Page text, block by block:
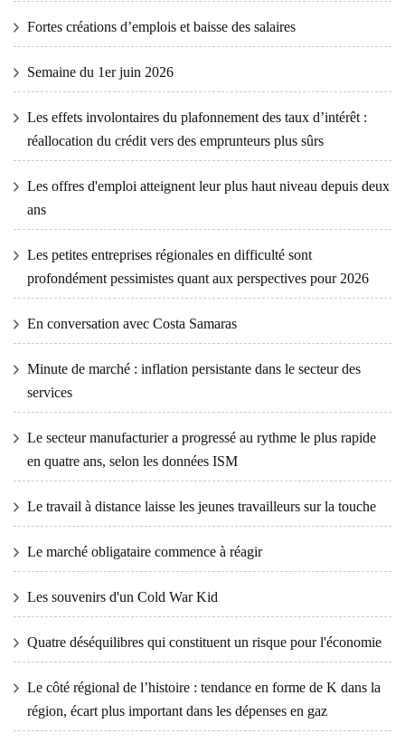
Fortes créations d’emplois et baisse des salaires
Semaine du 1er juin 2026
Les effets involontaires du plafonnement des taux d’intérêt :
réallocation du crédit vers des emprunteurs plus sûrs
Les offres d'emploi atteignent leur plus haut niveau depuis deux
ans
Les petites entreprises régionales en difficulté sont
profondément pessimistes quant aux perspectives pour 2026
En conversation avec Costa Samaras
Minute de marché : inflation persistante dans le secteur des
services
Le secteur manufacturier a progressé au rythme le plus rapide
en quatre ans, selon les données ISM
Le travail à distance laisse les jeunes travailleurs sur la touche
Le marché obligataire commence à réagir
Les souvenirs d'un Cold War Kid
Quatre déséquilibres qui constituent un risque pour l'économie
Le côté régional de l’histoire : tendance en forme de K dans la
région, écart plus important dans les dépenses en gaz